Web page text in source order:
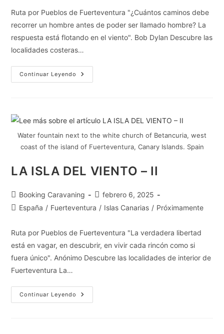
Ruta por Pueblos de Fuerteventura "¿Cuántos caminos debe
recorrer un hombre antes de poder ser llamado hombre? La
respuesta está flotando en el viento". Bob Dylan​ Descubre las
localidades costeras…
Continuar Leyendo
Water fountain next to the white church of Betancuria, west
coast of the island of Fuerteventura, Canary Islands. Spain
LA ISLA DEL VIENTO – II
Booking Caravaning
febrero 6, 2025
España / Fuerteventura / Islas Canarias / Próximamente
Ruta por Pueblos de Fuerteventura "La verdadera libertad
está en vagar, en descubrir, en vivir cada rincón como si
fuera único". Anónimo Descubre las localidades de interior de
Fuerteventura La…
Continuar Leyendo